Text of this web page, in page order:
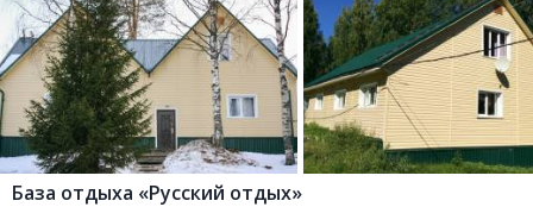
База отдыха «Русский отдых»